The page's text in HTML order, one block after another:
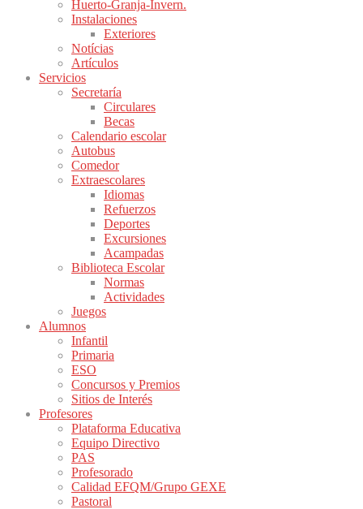
Huerto-Granja-Invern.
Instalaciones
Exteriores
Notícias
Artículos
Servicios
Secretaría
Circulares
Becas
Calendario escolar
Autobus
Comedor
Extraescolares
Idiomas
Refuerzos
Deportes
Excursiones
Acampadas
Biblioteca Escolar
Normas
Actividades
Juegos
Alumnos
Infantil
Primaria
ESO
Concursos y Premios
Sitios de Interés
Profesores
Plataforma Educativa
Equipo Directivo
PAS
Profesorado
Calidad EFQM/Grupo GEXE
Pastoral